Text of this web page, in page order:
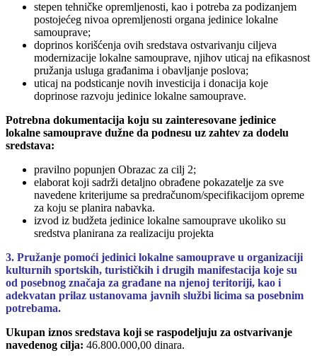
stepen tehničke opremljenosti, kao i potreba za podizanjem
postojećeg nivoa opremljenosti organa jedinice lokalne
samouprave;
doprinos korišćenja ovih sredstava ostvarivanju ciljeva
modernizacije lokalne samouprave, njihov uticaj na efikasnost
pružanja usluga građanima i obavljanje poslova;
uticaj na podsticanje novih investicija i donacija koje
doprinose razvoju jedinice lokalne samouprave.
Potrebna dokumentacija koju su zainteresovane jedinice
lokalne samouprave dužne da podnesu uz zahtev za dodelu
sredstava:
pravilno popunjen Obrazac za cilj 2;
elaborat koji sadrži detaljno obrađene pokazatelje za sve
navedene kriterijume sa predračunom/specifikacijom opreme
za koju se planira nabavka.
izvod iz budžeta jedinice lokalne samouprave ukoliko su
sredstva planirana za realizaciju projekta
3. Pružanje pomoći jedinici lokalne samouprave u organizaciji
kulturnih sportskih, turističkih i drugih manifestacija koje su
od posebnog značaja za građane na njenoj teritoriji, kao i
adekvatan prilaz ustanovama javnih službi licima sa posebnim
potrebama.
Ukupan iznos sredstava koji se raspodeljuju za ostvarivanje
navedenog cilja: 46.800.000,00 dinara.